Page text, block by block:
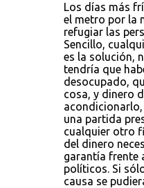
Los días más
el metro por la
refugiar las
Sencillo,
es la solución,
tendría que
desocupado,
cosa, y dinero
acondicionarlo,
una partida
cualquier otro
del dinero
garantía frente
políticos. Si
causa se